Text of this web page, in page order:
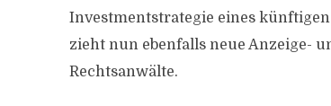
Investmentstrategie eines
zieht nun ebenfalls neue Anzeige-
Rechtsanwälte.